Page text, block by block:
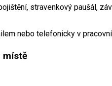
stravenkový paušál,
nebo telefonicky v
místě